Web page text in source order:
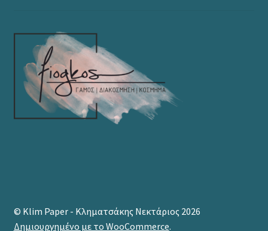
© Klim Paper - Κληματσάκης Νεκτάριος 2026
Δημιουργημένο με το WooCommerce.